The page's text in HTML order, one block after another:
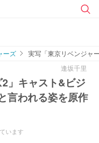
ーズ
実写「東京リベンジャ
逢坂千里
」キャスト&ビジ
言われる姿を原作
います